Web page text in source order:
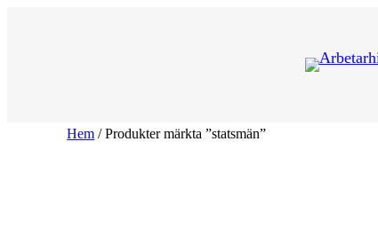
Hem / Produkter märkta ”statsmän”